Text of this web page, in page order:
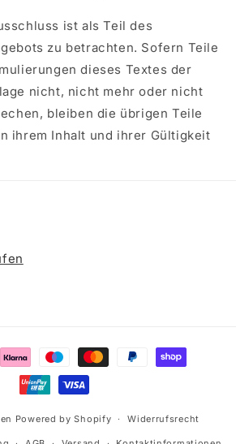
ist als Teil des
zu betrachten. Sofern Teile
dieses Textes der
nicht, nicht mehr oder nicht
bleiben die übrigen Teile
ihrem Inhalt und ihrer Gültigkeit
Powered by Shopify Widerrufsrecht